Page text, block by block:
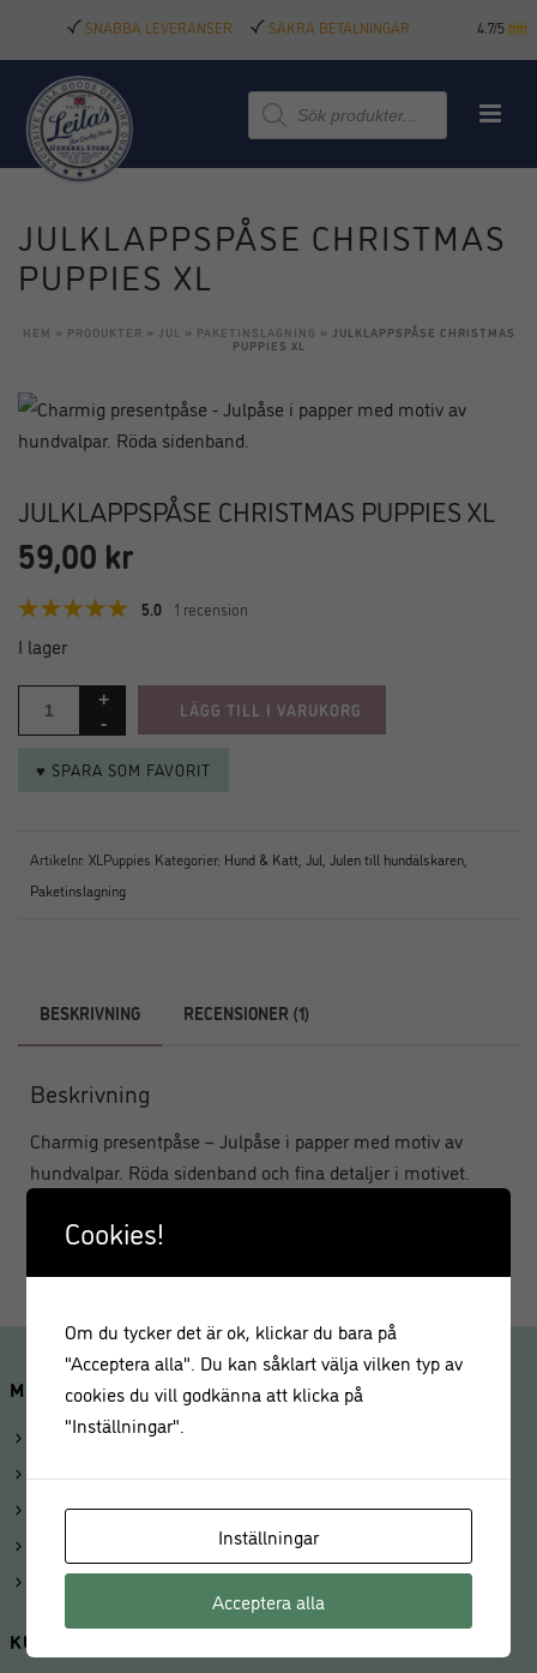
SNABBA LEVERANSER SÄKRA BETALNINGAR 4.7/5
Produktsökning
JULKLAPPSPÅSE CHRISTMAS
PUPPIES XL
HEM » PRODUKTER » JUL » PAKETINSLAGNING » JULKLAPPSPÅSE CHRISTMAS
PUPPIES XL
JULKLAPPSPÅSE CHRISTMAS PUPPIES XL
59,00 kr
5.0 1 recension
I lager
LÄGG TILL I VARUKORG
♥ SPARA SOM FAVORIT
Artikelnr: XLPuppies Kategorier: Hund & Katt Jul Julen till hundälskaren
Paketinslagning
BESKRIVNING RECENSIONER (1)
Beskrivning
Charmig presentpåse – Julpåse i papper med motiv av
hundvalpar. Röda sidenband och fina detaljer i motivet.
Storlek:30x12x41cm
MINA SIDOR
Logga in
Beställningar
Våra butiker
KUNDSERVICE
Cookies!
Om du tycker det är ok, klickar du bara på
"Acceptera alla". Du kan såklart välja vilken typ av
cookies du vill godkänna att klicka på
"Inställningar".
Inställningar
Acceptera alla